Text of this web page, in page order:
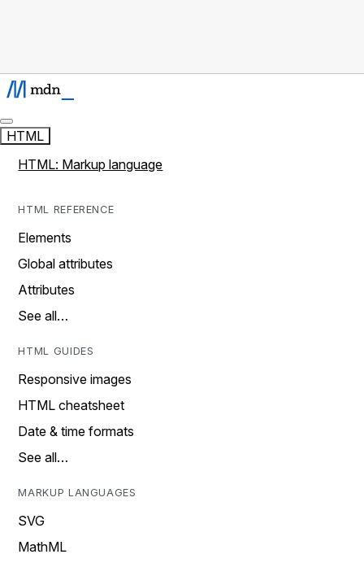
HTML
HTML: Markup language
HTML REFERENCE
Elements
Global attributes
Attributes
See all…
HTML GUIDES
Responsive images
HTML cheatsheet
Date & time formats
See all…
MARKUP LANGUAGES
SVG
MathML